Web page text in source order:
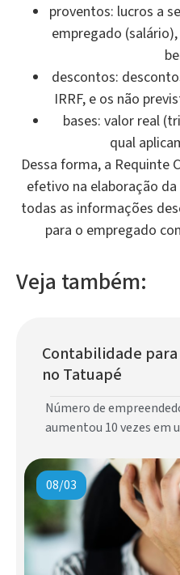
proventos: lucros a
empregado
descontos:
IRRF, e os não
bases: valor real
qual
Dessa forma, a Requinte
efetivo na elaboração
todas as informações
para o empregado
Veja também:
Contabilidade para
no Tatuapé
Número de
aumentou 10 vezes em
08/03